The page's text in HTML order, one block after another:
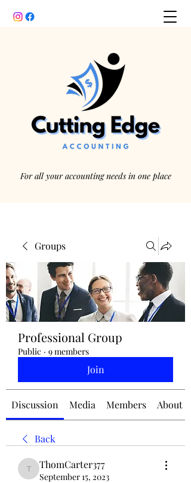
For all your accounting needs in one place
jennifermcchesney@yahoo.com
(604) 445-2082
Groups
Professional Group
Public · 9 members
Join
Discussion Media Members About
Back
ThomCarter377
ThomCarter377
September 15, 2023